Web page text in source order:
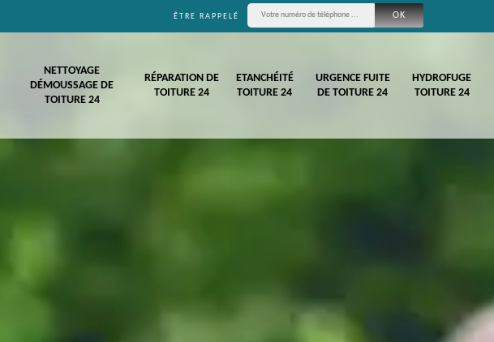
ÊTRE RAPPELÉ
NETTOYAGE
DÉMOUSSAGE DE
TOITURE 24
RÉPARATION DE
TOITURE 24
ETANCHÉITÉ
TOITURE 24
URGENCE FUITE
DE TOITURE 24
HYDROFUGE
TOITURE 24